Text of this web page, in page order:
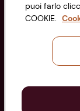
Seguici sui Social:
Scarica l'app
puoi farlo
COOKIE.